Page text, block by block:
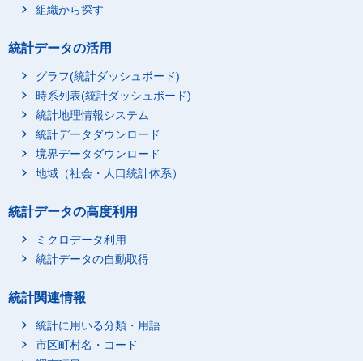
組織から探す
統計データの活用
グラフ(統計ダッシュボード)
時系列表(統計ダッシュボード)
統計地理情報システム
統計データダウンロード
境界データダウンロード
地域（社会・人口統計体系）
統計データの高度利用
ミクロデータ利用
統計データの自動取得
統計関連情報
統計に用いる分類・用語
市区町村名・コード